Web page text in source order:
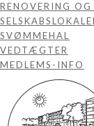
RENOVERING
SVØMMEHAL
VEDTÆGTER
MEDLEMS-INFO